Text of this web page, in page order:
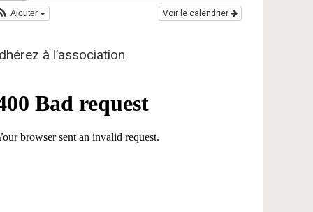
Voir le calendrier
Ajouter
à l’association